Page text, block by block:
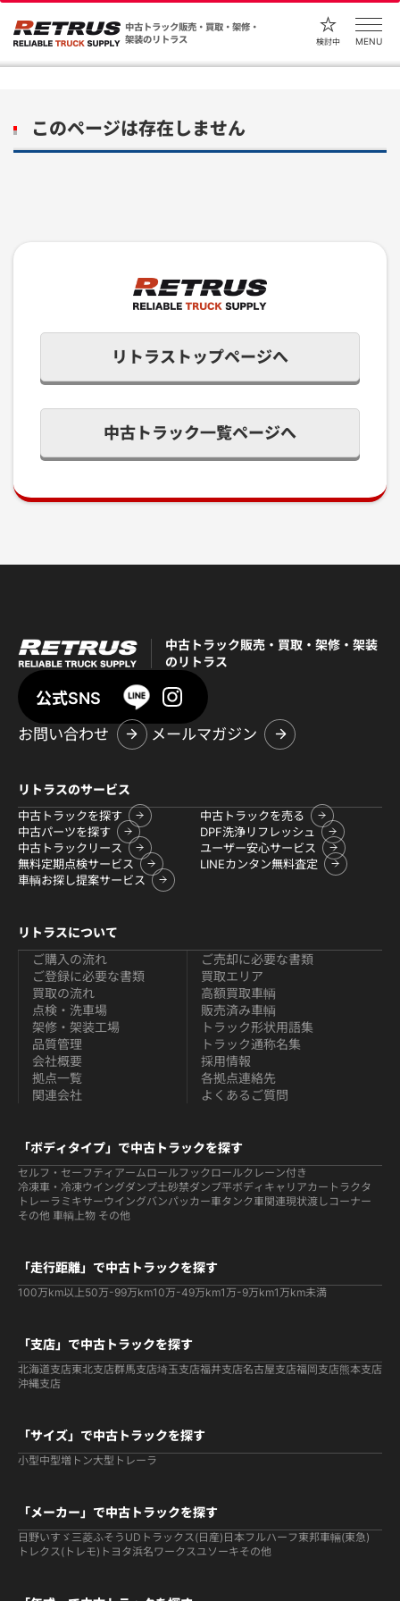
中古トラック販売・買取・架修・
架装のリトラス
検討中 MENU
このページは存在しません
リトラストップページへ
中古トラック一覧ページへ
中古トラック販売・買取・架修・架装
のリトラス
公式SNS
お問い合わせ
メールマガジン
リトラスのサービス
中古トラックを探す
中古トラックを売る
中古パーツを探す
DPF洗浄リフレッシュ
中古トラックリース
ユーザー安心サービス
無料定期点検サービス
LINEカンタン無料査定
車輌お探し提案サービス
リトラスについて
ご購入の流れ
ご登録に必要な書類
買取の流れ
ご売却に必要な書類
買取エリア
高額買取車輌
点検・洗車場
架修・架装工場
品質管理
販売済み車輌
トラック形状用語集
トラック通称名集
会社概要
拠点一覧
関連会社
採用情報
各拠点連絡先
よくあるご質問
「ボディタイプ」で中古トラックを探す
セルフ・セーフティ アームロールフックロールクレーン付き
冷凍車・冷凍ウイングダンプ土砂禁ダンプ平ボディ キャリアカー トラクタ
トレーラ ミキサーウイングバンパッカー車タンク車関連現状渡しコーナー
その他 車輌上物 その他
「走行距離」で中古トラックを探す
100万km以上50万-99万km10万-49万km1万-9万km1万km未満
「支店」で中古トラックを探す
北海道支店東北支店群馬支店埼玉支店福井支店名古屋支店福岡支店熊本支店
沖縄支店
「サイズ」で中古トラックを探す
小型中型増トン大型 トレーラ
「メーカー」で中古トラックを探す
日野いすゞ 三菱ふそう UDトラックス(日産) 日本フルハーフ 東邦車輛(東急)
トレクス(トレモ) トヨタ浜名ワークスユソーキその他